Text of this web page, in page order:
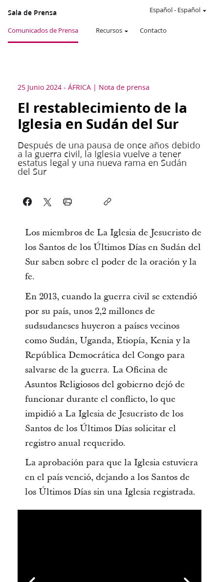
Sala de Prensa
Comunicados de Prensa Recursos Contacto
Español- Español
25 Junio 2024 - ÁFRICA Nota de prensa
El restablecimiento de la
Iglesia en Sudán del Sur
Después de una pausa de once años debido
a la guerra civil, la Iglesia vuelve a tener
estatus legal y una nueva rama en Sudán
del Sur
Los miembros de La Iglesia de Jesucristo de
los Santos de los Últimos Días en Sudán del
Sur saben sobre el poder de la oración y la
fe.
En 2013, cuando la guerra civil se extendió
por su país, unos 2,2 millones de
sudsudaneses huyeron a países vecinos
como Sudán, Uganda, Etiopía, Kenia y la
República Democrática del Congo para
salvarse de la guerra. La Oficina de
Asuntos Religiosos del gobierno dejó de
funcionar durante el conflicto, lo que
impidió a La Iglesia de Jesucristo de los
Santos de los Últimos Días solicitar el
registro anual requerido.
La aprobación para que la Iglesia estuviera
en el país venció, dejando a los Santos de
los Últimos Días sin una Iglesia registrada.